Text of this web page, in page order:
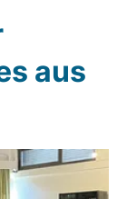
aus